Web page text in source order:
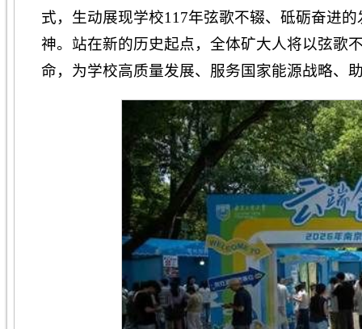
式，生动展现学校117年弦歌不辍、砥砺奋进
神。站在新的历史起点，全体矿大人将以弦歌
命，为学校高质量发展、服务国家能源战略、